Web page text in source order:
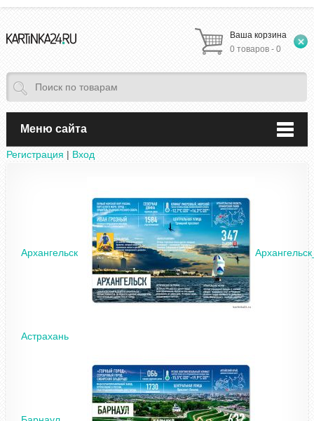
Ваша корзина
0 товаров - 0
Меню сайта
Регистрация | Вход
Архангельск
Астрахань